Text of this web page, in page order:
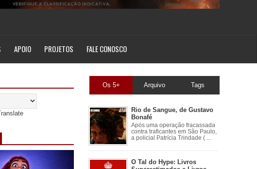
APOIO PROJETOS FALE CONOSCO
Os 5+ Arquivo Tags
Rio de Sangue, de Gustavo
Bonafé
Após uma operação fracassada
contra traficantes em São Paulo,
a policial Patrícia Trindade ( ...
O Tal do Hype: Livros